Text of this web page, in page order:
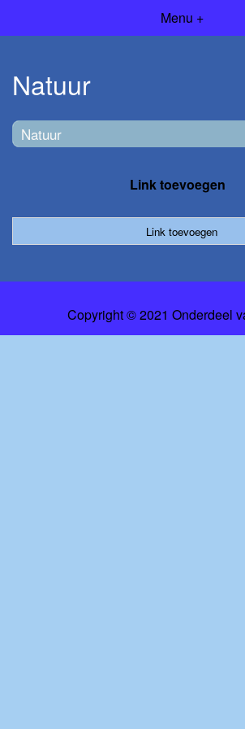
Menu +
Natuur
Natuur
Link toevoegen
Link toevoegen
Copyright © 2021 Onderdeel